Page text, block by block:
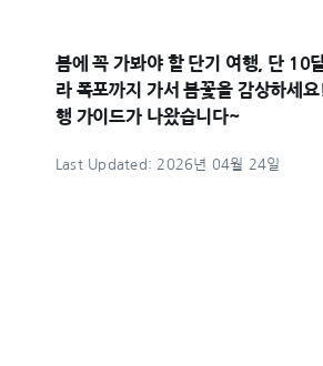
봄에 꼭 가봐야 할 단기 여행, 단 10
라 폭포까지 가서 봄꽃을 감상하세
행 가이드가 나왔습니다~
Last Updated: 2026년 04월 24일